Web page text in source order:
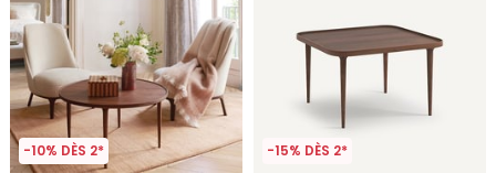
-10% DÈS 2* -15% DÈS 2*